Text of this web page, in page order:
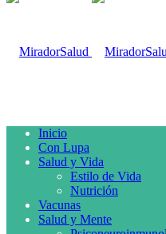
Inicio
Con Lupa
Salud y Vida
Estilo de Vida
Nutrición
Vacunas
Salud y Mente